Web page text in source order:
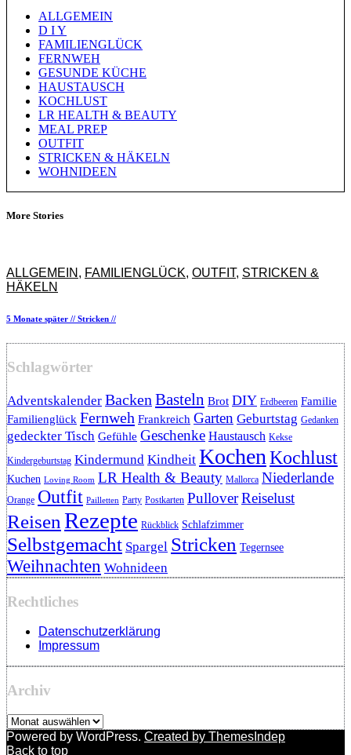
ALLGEMEIN
D I Y
FAMILIENGLÜCK
FERNWEH
GESUNDE KÜCHE
HAUSTAUSCH
KOCHLUST
LR HEALTH & BEAUTY
MEAL PREP
OUTFIT
STRICKEN & HÄKELN
WOHNIDEEN
More Stories
ALLGEMEIN , FAMILIENGLÜCK, OUTFIT, STRICKEN &
HÄKELN
5 Monate später // Stricken //
Schlagwörter
Adventskalender Backen Basteln Brot DIY Erdbeeren Familie
Familienglück Fernweh Frankreich Garten Geburtstag Gedanken
gedeckter Tisch Gefühle Geschenke Haustausch Kekse
Kindergeburtstag Kindermund Kindheit Kochen Kochlust
Kuchen Loving Room LR Health & Beauty Mallorca Niederlande
Orange Outfit Pailletten Party Postkarten PulloverReiselust
Reisen Rezepte Rückblick Schlafzimmer
Selbstgemacht Spargel Stricken Tegernsee
Weihnachten Wohnideen
Rechtliches
Datenschutzerklärung
Impressum
Archiv
Archiv
Powered by WordPress. Created by ThemesIndep
Back to top